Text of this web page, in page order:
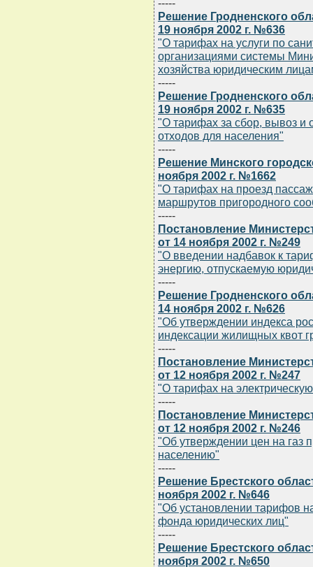
-----
Решение Гродненского
19 ноября 2002 г. №636
"О тарифах на услуги по
организациями системы
хозяйства юридическим
-----
Решение Гродненского
19 ноября 2002 г. №635
"О тарифах за сбор, вывоз и
отходов для населения"
-----
Решение Минского
ноября 2002 г. №1662
"О тарифах на проезд
маршрутов пригородного
-----
Постановление
от 14 ноября 2002 г. №249
"О введении надбавок к
энергию, отпускаемую
-----
Решение Гродненского
14 ноября 2002 г. №626
"Об утверждении индекса
индексации жилищных квот
-----
Постановление
от 12 ноября 2002 г. №247
"О тарифах на
-----
Постановление
от 12 ноября 2002 г. №246
"Об утверждении цен на газ
населению"
-----
Решение Брестского
ноября 2002 г. №646
"Об установлении тарифов
фонда юридических лиц"
-----
Решение Брестского
ноября 2002 г. №650